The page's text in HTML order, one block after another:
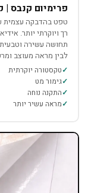
פרימיום קנבס |
טפט בהדבקה עצמית
רך ויוקרתי יותר.
תחושה עשירה וטבעית
לבין מראה מעוצב
טקסטורה יוקרתית
גימור מט
התקנה נוחה
מראה עשיר יותר